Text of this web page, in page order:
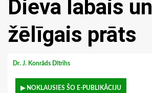
Dieva labais un
žēlīgais prāts
Dr. J. Konrāds Dītrihs
▶ NOKLAUSIES ŠO E-PUBLIKĀCIJU